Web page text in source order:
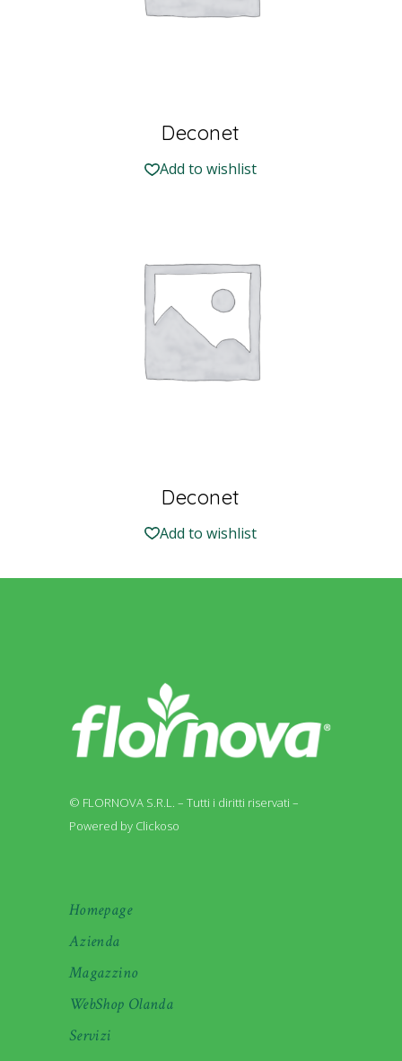
Deconet
Add to wishlist
Deconet
Add to wishlist
© FLORNOVA S.R.L. – Tutti i diritti riservati –
Powered by Clickoso
Homepage
Azienda
Magazzino
WebShop Olanda
Servizi